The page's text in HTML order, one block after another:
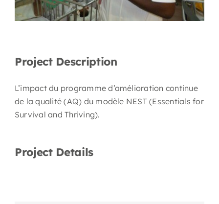
Project Description
L’impact du programme d’amélioration continue
de la qualité (AQ) du modèle NEST (Essentials for
Survival and Thriving).
Project Details